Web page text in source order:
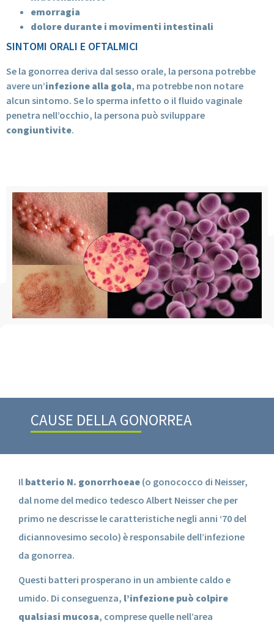
emorragia
dolore durante i movimenti intestinali
SINTOMI ORALI E OFTALMICI
Se la gonorrea deriva dal sesso orale, la persona potrebbe
avere un’infezione alla gola, ma potrebbe non notare
alcun sintomo. Se lo sperma infetto o il fluido vaginale
penetra nell’occhio, la persona può sviluppare
congiuntivite.
CAUSE DELLA GONORREA
Il batterio N. gonorrhoeae (o gonococco di Neisser,
dal nome del medico tedesco Albert Neisser che per
primo ne descrisse le caratteristiche negli anni ‘70 del
diciannovesimo secolo) è responsabile dell’infezione
da gonorrea.
Questi batteri prosperano in un ambiente caldo e
umido. Di conseguenza, l’infezione può colpire
qualsiasi mucosa, comprese quelle nell’area